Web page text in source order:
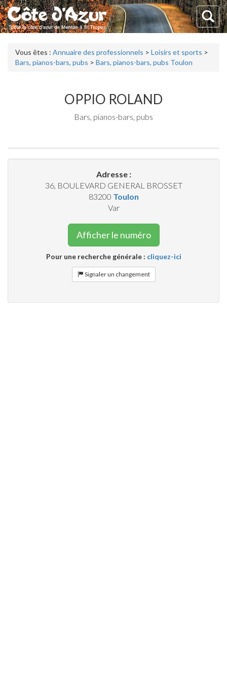
Vous êtes : Annuaire des professionnels > Loisirs et sports >
Bars, pianos-bars, pubs > Bars, pianos-bars, pubs Toulon
OPPIO ROLAND
Bars, pianos-bars, pubs
Adresse :
36, BOULEVARD GENERAL BROSSET
83200 Toulon
Var
Afficher le numéro
Pour une recherche générale : cliquez-ici
Signaler un changement